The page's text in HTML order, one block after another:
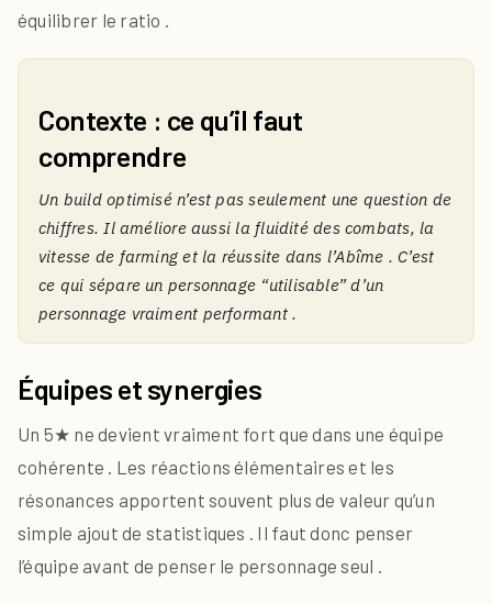
équilibrer le ratio .
Contexte : ce qu’il faut
comprendre
Un build optimisé n’est pas seulement une question de
chiffres. Il améliore aussi la fluidité des combats, la
vitesse de farming et la réussite dans l’Abîme . C’est
ce qui sépare un personnage “utilisable” d’un
personnage vraiment performant .
Équipes et synergies
Un 5★ ne devient vraiment fort que dans une équipe
cohérente . Les réactions élémentaires et les
résonances apportent souvent plus de valeur qu’un
simple ajout de statistiques . Il faut donc penser
l’équipe avant de penser le personnage seul .